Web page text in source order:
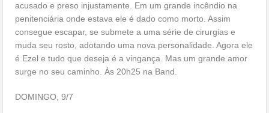
acusado e preso injustamente. Em um grande incêndio na
penitenciária onde estava ele é dado como morto. Assim
consegue escapar, se submete a uma série de cirurgias e
muda seu rosto, adotando uma nova personalidade. Agora ele
é Ezel e tudo que deseja é a vingança. Mas um grande amor
surge no seu caminho. Às 20h25 na Band.
DOMINGO, 9/7